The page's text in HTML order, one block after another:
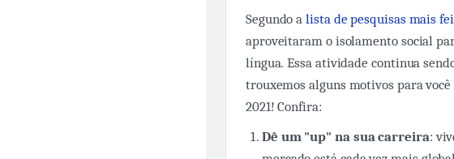
Segundo alista de pesquisas mais
aproveitaram o isolamento social
língua. Essa atividade continua
trouxemos alguns motivos para
2021! Confira:
Dê um "up" na sua carreira: